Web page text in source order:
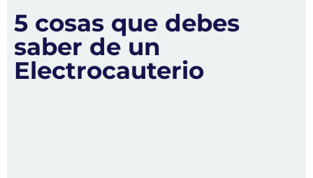
5 cosas que debes
saber de un
Electrocauterio